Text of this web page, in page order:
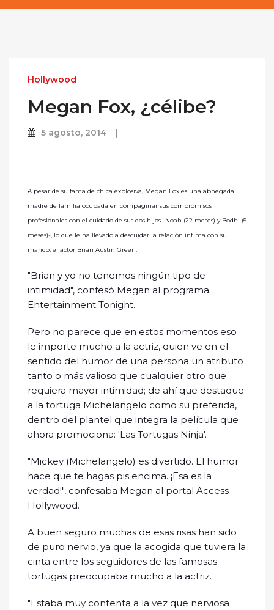
Hollywood
Megan Fox, ¿célibe?
5 agosto, 2014
A pesar de su fama de chica explosiva, Megan Fox es una abnegada
madre de familia ocupada en compaginar sus compromisos
profesionales con el cuidado de sus dos hijos -Noah (22 meses) y Bodhi (5
meses)-, lo que le ha llevado a descuidar la relación íntima con su
marido, el actor Brian Austin Green.
"Brian y yo no tenemos ningún tipo de
intimidad", confesó Megan al programa
Entertainment Tonight.
Pero no parece que en estos momentos eso
le importe mucho a la actriz, quien ve en el
sentido del humor de una persona un atributo
tanto o más valioso que cualquier otro que
requiera mayor intimidad; de ahí que destaque
a la tortuga Michelangelo como su preferida,
dentro del plantel que integra la película que
ahora promociona: 'Las Tortugas Ninja'.
"Mickey (Michelangelo) es divertido. El humor
hace que te hagas pis encima. ¡Esa es la
verdad!", confesaba Megan al portal Access
Hollywood.
A buen seguro muchas de esas risas han sido
de puro nervio, ya que la acogida que tuviera la
cinta entre los seguidores de las famosas
tortugas preocupaba mucho a la actriz.
"Estaba muy contenta a la vez que nerviosa